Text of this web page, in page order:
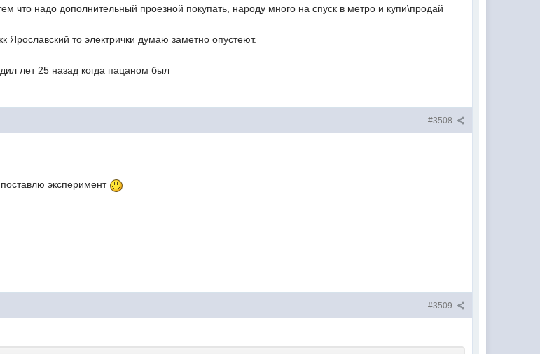
что надо дополнительный проезной покупать, народу много на спуск в метро и купи\продай
Ярославский то электрички думаю заметно опустеют.
лет 25 назад когда пацаном был
#3508
эксперимент
#3509